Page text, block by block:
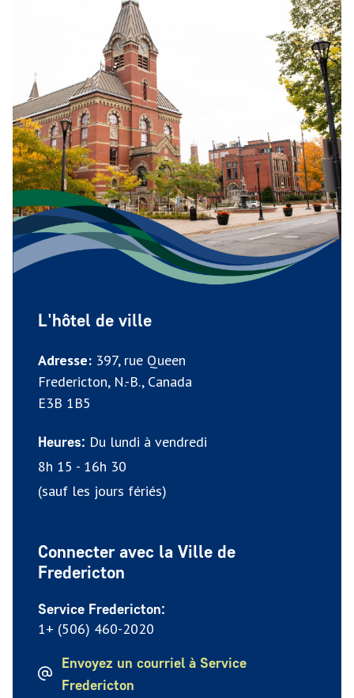
L'hôtel de ville
Adresse: 397, rue Queen
Fredericton, N.-B., Canada
E3B 1B5
Heures: Du lundi à vendredi
8h 15 - 16h 30
(sauf les jours fériés)
Connecter avec la Ville de
Fredericton
Service Fredericton:
1+ (506) 460-2020
Envoyez un courriel à Service
Fredericton